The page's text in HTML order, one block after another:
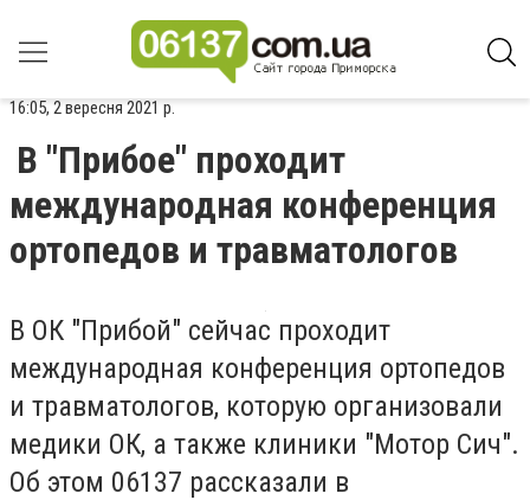
16:05, 2 вересня 2021 р.
В "Прибое" проходит
международная конференция
ортопедов и травматологов
В ОК "Прибой" сейчас проходит
международная конференция ортопедов
и травматологов, которую организовали
медики ОК, а также клиники "Мотор Сич".
Об этом 06137 рассказали в